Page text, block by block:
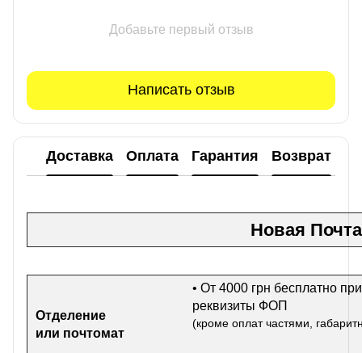
Добавьте первый отзыв
Написать отзыв
Доставка Оплата Гарантия Возврат
Новая Почта
Отделение
или почтомат
• От 4000 грн бесплатно
реквизиты ФОП
(кроме оплат частями,